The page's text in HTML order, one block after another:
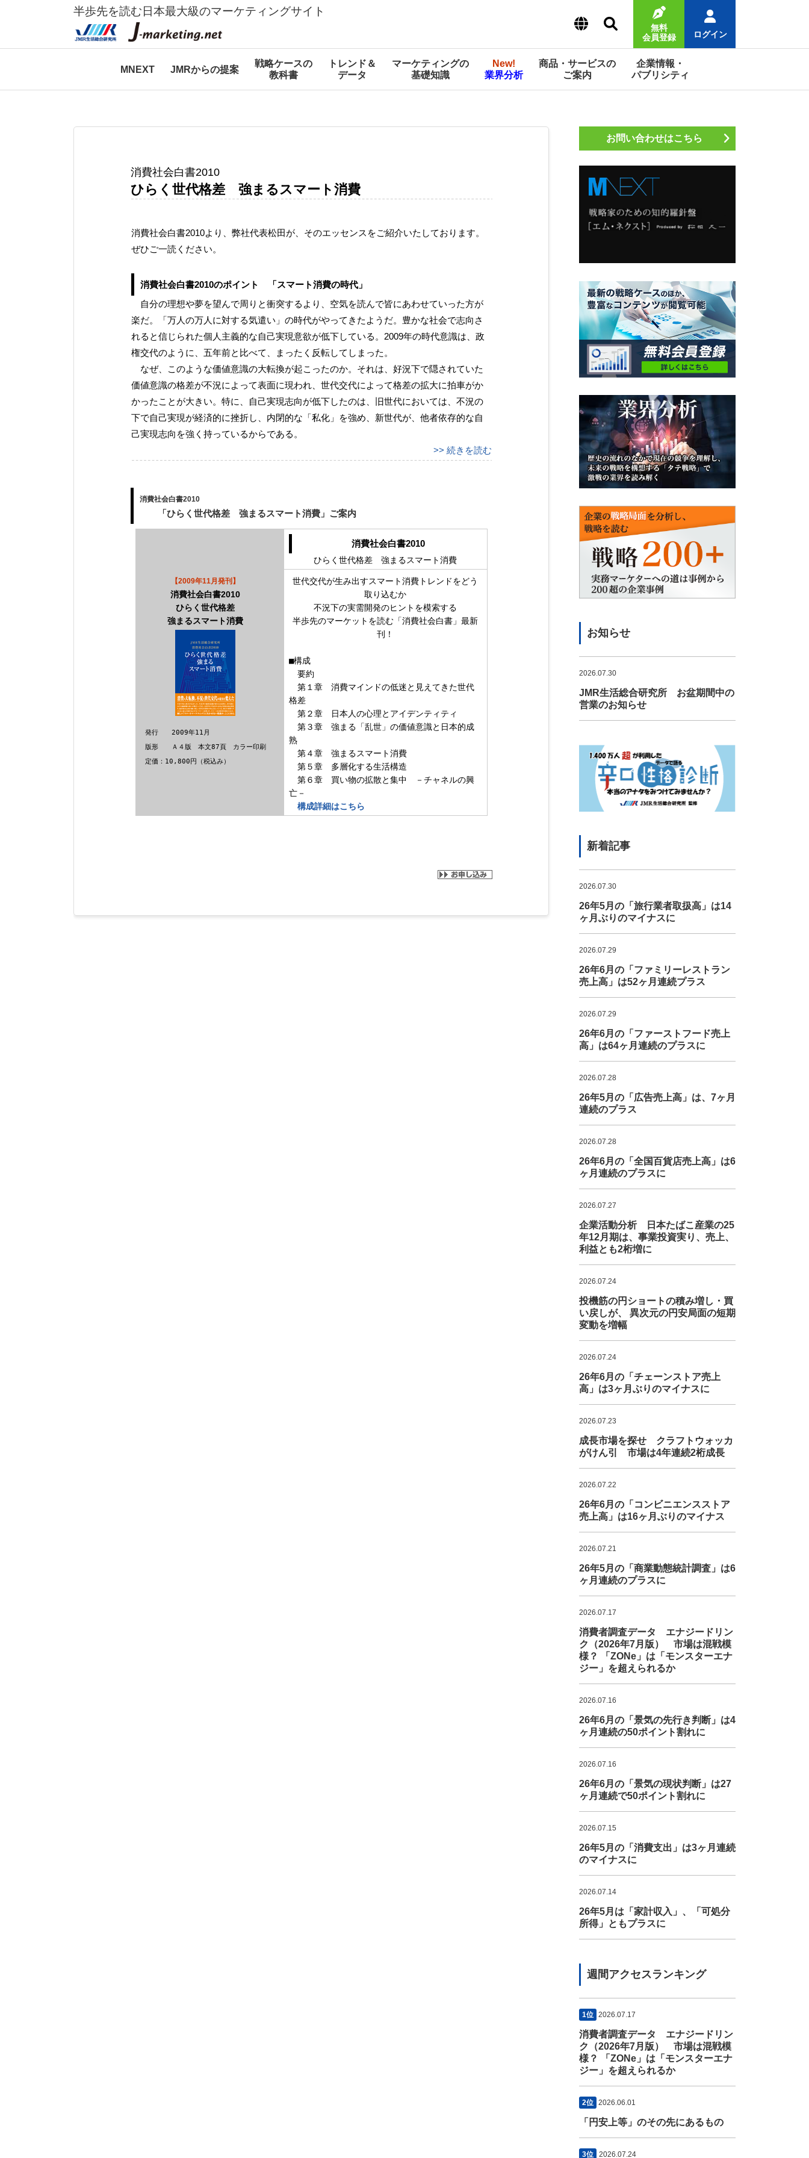
半歩先を読む日本最大級のマーケティングサイト
無料
会員登録
ログイン
MNEXT JMRからの提案
戦略ケースの
教科書
トレンド＆
データ
マーケティングの
基礎知識
New!
業界分析
商品・サービスの
ご案内
企業情報・
パブリシティ
消費社会白書2010
ひらく世代格差 強まるスマート消費
消費社会白書2010より、弊社代表松田が、そのエッセンスをご紹介いたしております。
ぜひご一読ください。
消費社会白書2010のポイント 「スマート消費の時代」
自分の理想や夢を望んで周りと衝突するより、空気を読んで皆にあわせていった方が
楽だ。「万人の万人に対する気遣い」の時代がやってきたようだ。豊かな社会で志向さ
れると信じられた個人主義的な自己実現意欲が低下している。2009年の時代意識は、政
権交代のように、五年前と比べて、まったく反転してしまった。
なぜ、このような価値意識の大転換が起こったのか。それは、好況下で隠されていた
価値意識の格差が不況によって表面に現われ、世代交代によって格差の拡大に拍車がか
かったことが大きい。特に、自己実現志向が低下したのは、旧世代においては、不況の
下で自己実現が経済的に挫折し、内閉的な「私化」を強め、新世代が、他者依存的な自
己実現志向を強く持っているからである。
>> 続きを読む
消費社会白書2010
「ひらく世代格差 強まるスマート消費」ご案内
【2009年11月発刊】
消費社会白書2010
ひらく世代格差
強まるスマート消費
発行 2009年11月
版形 Ａ４版 本文87頁 カラー印刷
定価：10,800円（税込み）
消費社会白書2010
ひらく世代格差 強まるスマート消費
世代交代が生み出すスマート消費トレンドをどう
取り込むか
不況下の実需開発のヒントを模索する
半歩先のマーケットを読む「消費社会白書」最新
刊！
■構成
要約
第１章 消費マインドの低迷と見えてきた世代
格差
第２章 日本人の心理とアイデンティティ
第３章 強まる「乱世」の価値意識と日本的成
熟
第４章 強まるスマート消費
第５章 多層化する生活構造
第６章 買い物の拡散と集中 －チャネルの興
亡－
構成詳細はこちら
お問い合わせはこちら
お知らせ
2026.07.30
JMR生活総合研究所 お盆期間中の
営業のお知らせ
新着記事
2026.07.30
26年5月の「旅行業者取扱高」は14
ヶ月ぶりのマイナスに
2026.07.29
26年6月の「ファミリーレストラン
売上高」は52ヶ月連続プラス
2026.07.29
26年6月の「ファーストフード売上
高」は64ヶ月連続のプラスに
2026.07.28
26年5月の「広告売上高」は、7ヶ月
連続のプラス
2026.07.28
26年6月の「全国百貨店売上高」は6
ヶ月連続のプラスに
2026.07.27
企業活動分析 日本たばこ産業の25
年12月期は、事業投資実り、売上、
利益とも2桁増に
2026.07.24
投機筋の円ショートの積み増し・買
い戻しが、 異次元の円安局面の短期
変動を増幅
2026.07.24
26年6月の「チェーンストア売上
高」は3ヶ月ぶりのマイナスに
2026.07.23
成長市場を探せ クラフトウォッカ
がけん引 市場は4年連続2桁成長
2026.07.22
26年6月の「コンビニエンスストア
売上高」は16ヶ月ぶりのマイナス
2026.07.21
26年5月の「商業動態統計調査」は6
ヶ月連続のプラスに
2026.07.17
消費者調査データ エナジードリン
ク（2026年7月版） 市場は混戦模
様？ 「ZONe」は「モンスターエナ
ジー」を超えられるか
2026.07.16
26年6月の「景気の先行き判断」は4
ヶ月連続の50ポイント割れに
2026.07.16
26年6月の「景気の現状判断」は27
ヶ月連続で50ポイント割れに
2026.07.15
26年5月の「消費支出」は3ヶ月連続
のマイナスに
2026.07.14
26年5月は「家計収入」、「可処分
所得」ともプラスに
週間アクセスランキング
1位 2026.07.17
消費者調査データ エナジードリン
ク（2026年7月版） 市場は混戦模
様？ 「ZONe」は「モンスターエナ
ジー」を超えられるか
2位 2026.06.01
「円安上等」のその先にあるもの
3位 2026.07.24